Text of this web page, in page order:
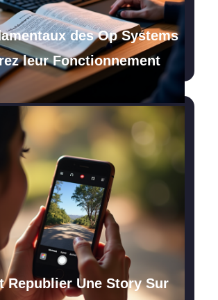
des Op Systems
leur Fonctionnement
Republier Une Story Sur